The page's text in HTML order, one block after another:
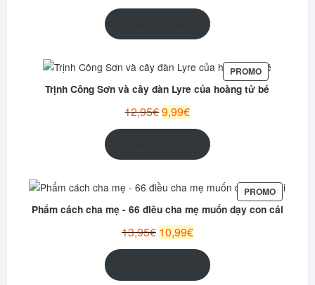
actuel
est :
PROMOPRODUIT
EN
PROMOTION
Trịnh Công Sơn và cây đàn Lyre của hoàng tử bé
12,95€Le
9,99€Le
actuel
est :
PROMOPRODUIT
EN
Phẩm cách cha mẹ - 66 điều cha mẹ muốn dạy con cái
13,95€ Le
prix
10,99€Le
prix
actuel
est :